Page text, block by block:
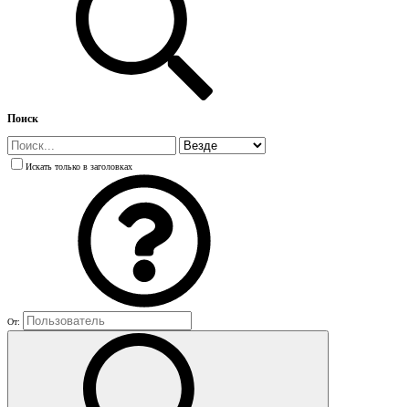
Поиск
Искать только в заголовках
От: